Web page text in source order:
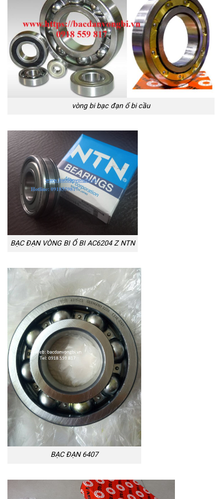
vòng bi bạc đạn ổ bi cầu
BẠC ĐẠN VÒNG BI Ổ BI AC6204 Z NTN
BẠC ĐẠN 6407